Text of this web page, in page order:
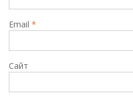
Email *
Сайт